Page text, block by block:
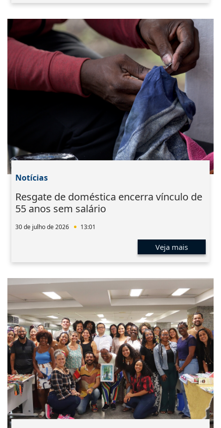
Notícias
Resgate de doméstica encerra vínculo de
55 anos sem salário
30 de julho de 2026 13:01
Veja mais